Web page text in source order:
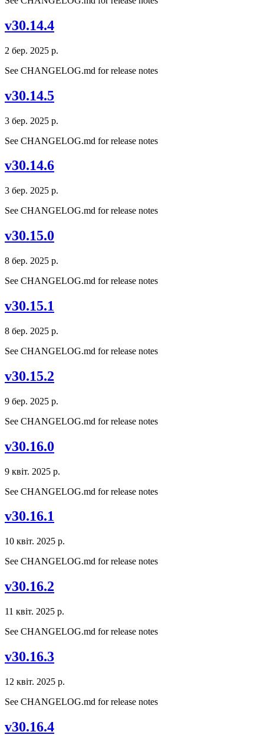
v30.14.4
2 бер. 2025 р.
See CHANGELOG.md for release notes
v30.14.5
3 бер. 2025 р.
See CHANGELOG.md for release notes
v30.14.6
3 бер. 2025 р.
See CHANGELOG.md for release notes
v30.15.0
8 бер. 2025 р.
See CHANGELOG.md for release notes
v30.15.1
8 бер. 2025 р.
See CHANGELOG.md for release notes
v30.15.2
9 бер. 2025 р.
See CHANGELOG.md for release notes
v30.16.0
9 квіт. 2025 р.
See CHANGELOG.md for release notes
v30.16.1
10 квіт. 2025 р.
See CHANGELOG.md for release notes
v30.16.2
11 квіт. 2025 р.
See CHANGELOG.md for release notes
v30.16.3
12 квіт. 2025 р.
See CHANGELOG.md for release notes
v30.16.4